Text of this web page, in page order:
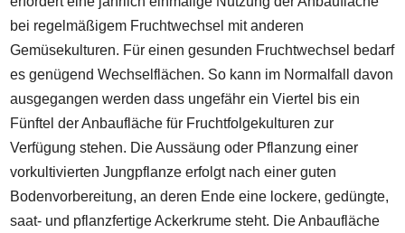
bei regelmäßigem Fruchtwechsel mit anderen
Gemüsekulturen. Für einen gesunden Fruchtwechsel bedarf
es genügend Wechselflächen. So kann im Normalfall davon
ausgegangen werden dass ungefähr ein Viertel bis ein
Fünftel der Anbaufläche für Fruchtfolgekulturen zur
Verfügung stehen. Die Aussäung oder Pflanzung einer
vorkultivierten Jungpflanze erfolgt nach einer guten
Bodenvorbereitung, an deren Ende eine lockere, gedüngte,
saat- und pflanzfertige Ackerkrume steht. Die Anbaufläche